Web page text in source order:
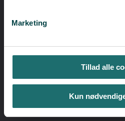
Marketing
Tillad alle
Kun
​Sådan har